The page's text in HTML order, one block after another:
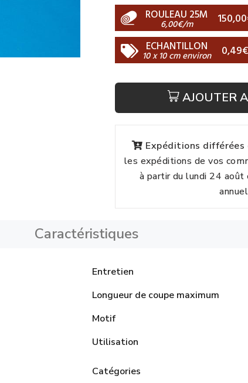
ROULEAU 25M
6,00€/m
ECHANTILLON
10 x 10 cm environ 0,49€
AJOUTER
Expéditions différées
les expéditions de vos
à partir du lundi 24 août
Caractéristiques
Entretien
Longueur de coupe maximum
Motif
Utilisation
Catégories